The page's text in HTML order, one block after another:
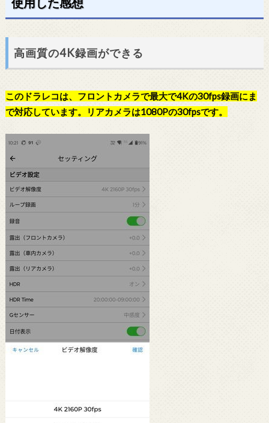
高画質の4K録画ができる
このドラレコは、フロントカメラで最大で4Kの30fps録画にま
で対応しています。リアカメラは1080Pの30fpsです。